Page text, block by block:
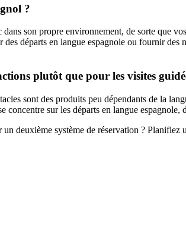
?
son propre environnement, de sorte que
des départs en langue espagnole ou fournir
plutôt que pour les visites
sont des produits peu dépendants de la
concentre sur les départs en langue
deuxième système de réservation ?